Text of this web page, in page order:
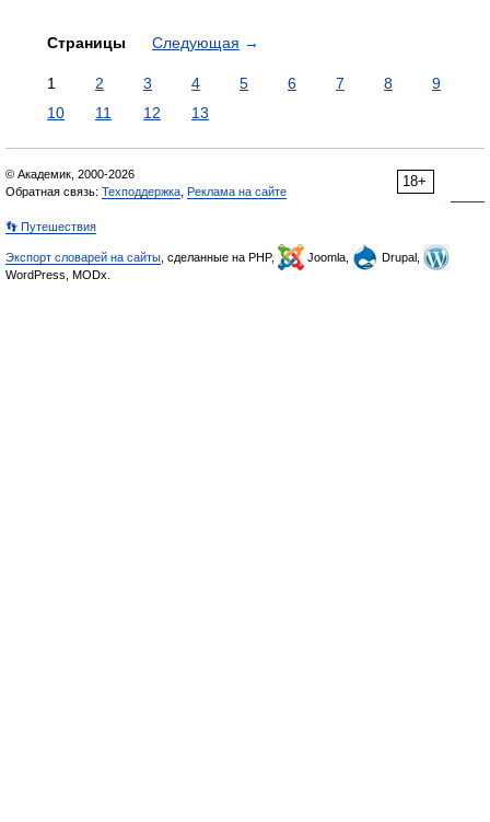
Страницы Следующая →
1 2 3 4 5 6 7 8
9
10
11 12 13
18+
© Академик, 2000-2026
Обратная связь: Техподдержка Реклама на сайте
👣 Путешествия
Экспорт словарей на сайты , сделанные на PHP, Joomla,
Drupal,
WordPress, MODx.